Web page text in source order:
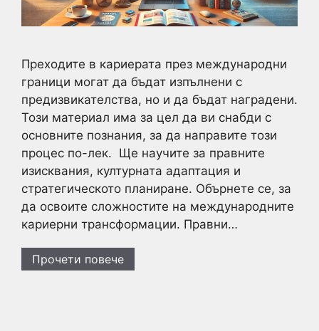
Преходите в кариерата през международни
граници могат да бъдат изпълнени с
предизвикателства, но и да бъдат наградени.
Този материал има за цел да ви снабди с
основните познания, за да направите този
процес по-лек. Ще научите за правните
изисквания, културната адаптация и
стратегическото планиране. Обърнете се, за
да освоите сложностите на международните
кариерни трансформации. Правни…
Прочети повече